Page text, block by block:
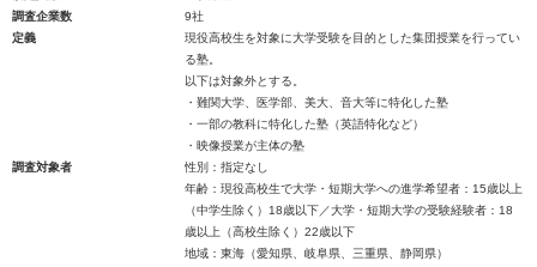
調査企業数
9社
定義
現役高校生を対象に大学受験を目的とした集団授業を行ってい
る塾。
以下は対象外とする。
・難関大学、医学部、美大、音大等に特化した塾
・一部の教科に特化した塾（英語特化など）
・映像授業が主体の塾
調査対象者
性別：指定なし
年齢：現役高校生で大学・短期大学への進学希望者：15歳以上
（中学生除く）18歳以下／大学・短期大学の受験経験者：18
歳以上（高校生除く）22歳以下
地域：東海（愛知県、岐阜県、三重県、静岡県）